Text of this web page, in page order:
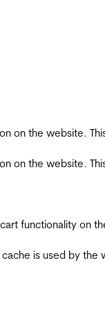
on the website.
on the website.
functionality on
is used by